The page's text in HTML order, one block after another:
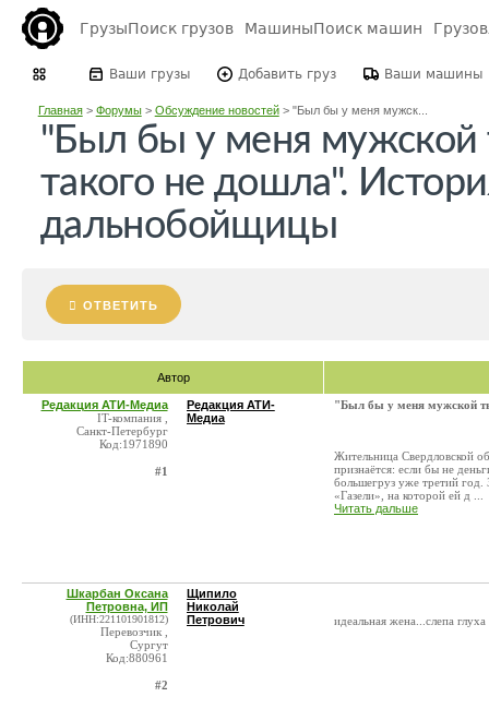
ГрузыПоиск грузов МашиныПоиск машин
Ваши грузы Добавить груз Ваши машины
Главная> Форумы> Обсуждение новостей> "Был бы у меня мужск...
"Был бы у меня мужской
такого не дошла".
дальнобойщицы
ОТВЕТИТЬ
Автор
Редакция АТИ-Медиа
IT-компания ,
Санкт-Петербург
Код:1971890
#1
Редакция АТИ-
Медиа
"Был бы у меня мужской
Жительница Свердловской
признаётся: если бы не
большегруз уже третий год.
«Газели», на которой ей д ...
Читать дальше
Шкарбан Оксана
Петровна, ИП
(ИНН:221101901812)
Перевозчик ,
Сургут
Код:880961
#2
Щипило
Николай
Петрович
идеальная жена...слепа